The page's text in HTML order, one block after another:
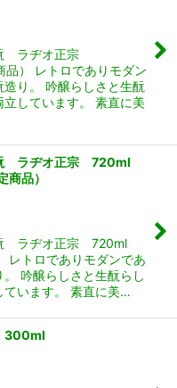
ラヂオ正宗
レトロでありモダン
り。 吟醸らしさと生酛
しています。 素直に美
ラヂオ正宗 720ml
品）
ラヂオ正宗 720ml
レトロでありモダンであ
吟醸らしさと生酛らし
ています。 素直に美…
300ml